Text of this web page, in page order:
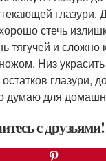
глазури.
стечь
тягучей и
Низ украсить
глазури,
думаю для
с друзьями!